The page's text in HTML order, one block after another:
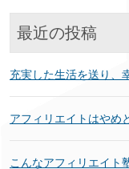
最近の投稿
充実した生活を送り、
アフィリエイトはやめ
こんなアフィリエイト